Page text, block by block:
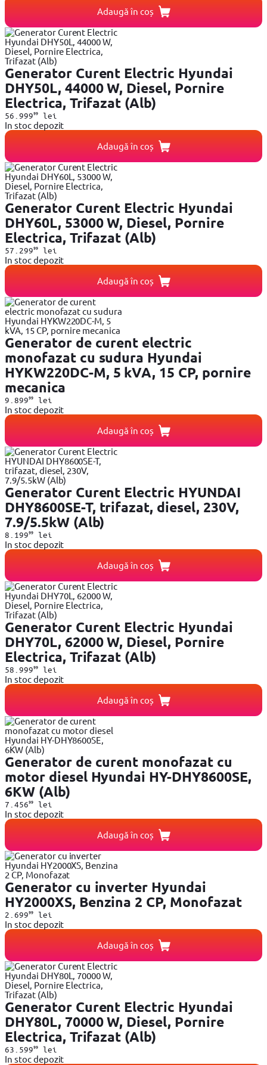
Adaugă în coș
Generator Curent Electric Hyundai
DHY50L, 44000 W, Diesel, Pornire
Electrica, Trifazat (Alb)
56.99999lei
In stoc depozit
Adaugă în coș
Generator Curent Electric Hyundai
DHY60L, 53000 W, Diesel, Pornire
Electrica, Trifazat (Alb)
57.29999lei
In stoc depozit
Adaugă în coș
Generator de curent electric
monofazat cu sudura Hyundai
HYKW220DC-M, 5 kVA, 15 CP, pornire
mecanica
9.89999lei
In stoc depozit
Adaugă în coș
Generator Curent Electric HYUNDAI
DHY8600SE-T, trifazat, diesel, 230V,
7.9/5.5kW (Alb)
8.19999lei
In stoc depozit
Adaugă în coș
Generator Curent Electric Hyundai
DHY70L, 62000 W, Diesel, Pornire
Electrica, Trifazat (Alb)
58.99999lei
In stoc depozit
Adaugă în coș
Generator de curent monofazat cu
motor diesel Hyundai HY-DHY8600SE,
6KW (Alb)
7.45699lei
In stoc depozit
Adaugă în coș
Generator cu inverter Hyundai
HY2000XS, Benzina 2 CP, Monofazat
2.69999lei
In stoc depozit
Adaugă în coș
Generator Curent Electric Hyundai
DHY80L, 70000 W, Diesel, Pornire
Electrica, Trifazat (Alb)
63.59999lei
In stoc depozit